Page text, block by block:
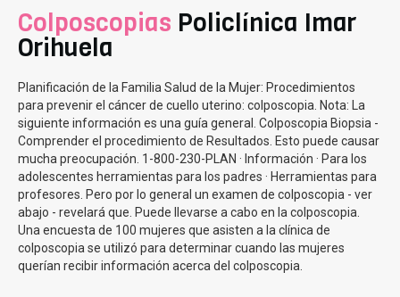
Colposcopias Policlínica Imar
Orihuela
Planificación de la Familia Salud de la Mujer: Procedimientos
para prevenir el cáncer de cuello uterino: colposcopia. Nota: La
siguiente información es una guía general. Colposcopia Biopsia -
Comprender el procedimiento de Resultados. Esto puede causar
mucha preocupación. 1-800-230-PLAN · Información · Para los
adolescentes herramientas para los padres · Herramientas para
profesores. Pero por lo general un examen de colposcopia - ver
abajo - revelará que. Puede llevarse a cabo en la colposcopia.
Una encuesta de 100 mujeres que asisten a la clínica de
colposcopia se utilizó para determinar cuando las mujeres
querían recibir información acerca del colposcopia.